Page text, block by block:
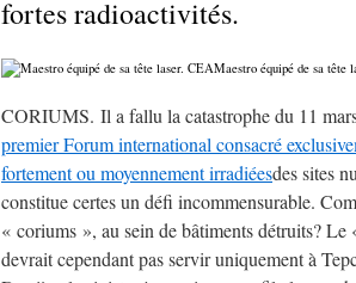
fortes radioactivités.
Maestro équipé de sa tête
CORIUMS. Il a fallu la catastrophe du 11
premier Forum international consacré
fortement ou moyennement irradiéesdes sites
constitue certes un défi incommensurable.
« coriums », au sein de bâtiments détruits?
devrait cependant pas servir uniquement à